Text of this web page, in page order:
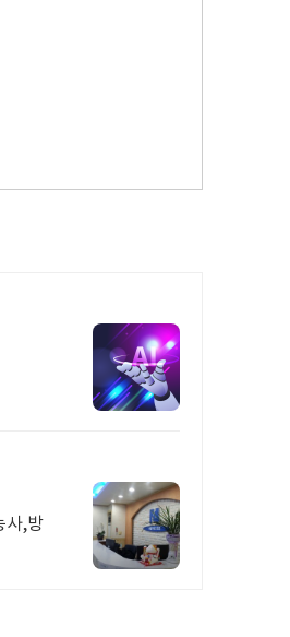
사,방